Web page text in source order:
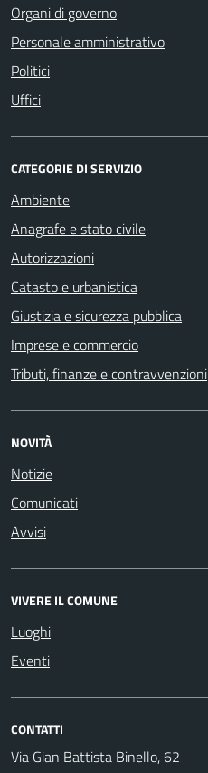
Organi di governo
Personale amministrativo
Politici
Uffici
CATEGORIE DI SERVIZIO
Ambiente
Anagrafe e stato civile
Autorizzazioni
Catasto e urbanistica
Giustizia e sicurezza pubblica
Imprese e commercio
Tributi, finanze e contravvenzioni
NOVITÀ
Notizie
Comunicati
Avvisi
VIVERE IL COMUNE
Luoghi
Eventi
CONTATTI
Via Gian Battista Binello, 62